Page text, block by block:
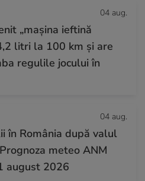
04 aug.
„mașina ieftină
litri la 100 km și are
regulile jocului în
04 aug.
în România după valul
meteo ANM
august 2026